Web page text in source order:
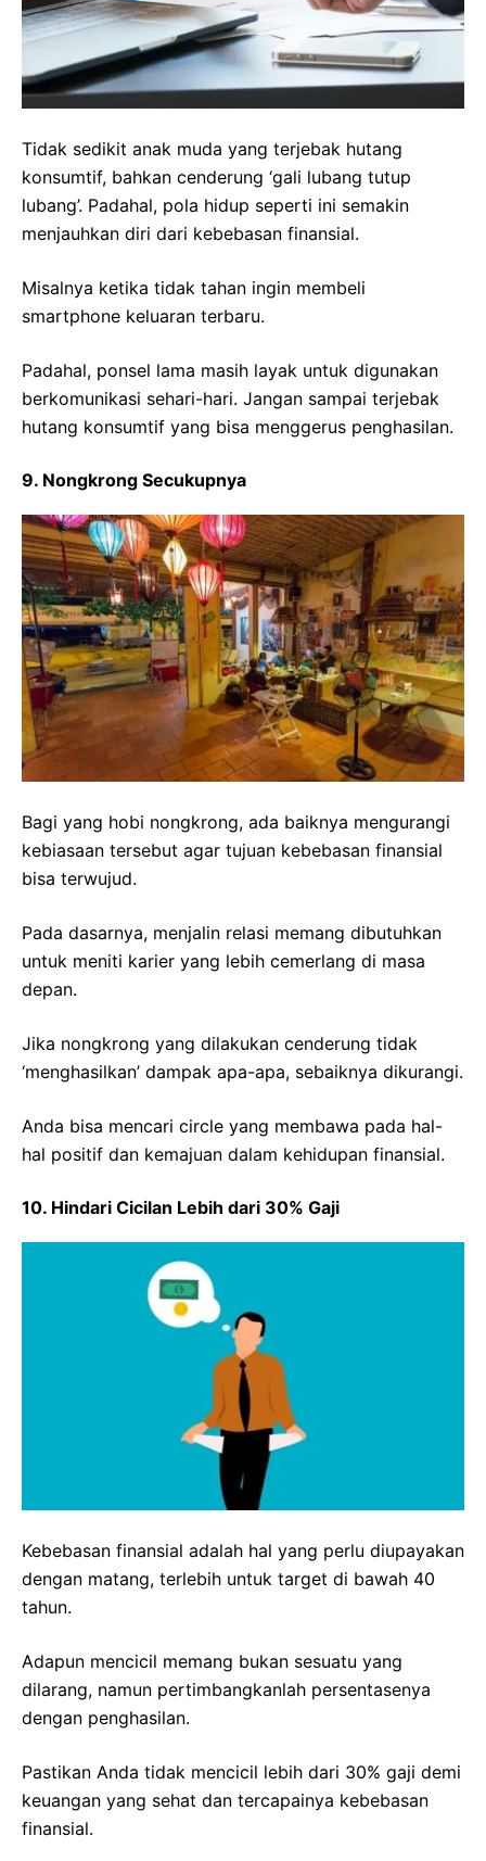
Tidak sedikit anak muda yang terjebak hutang
konsumtif, bahkan cenderung ‘gali lubang tutup
lubang’. Padahal, pola hidup seperti ini semakin
menjauhkan diri dari kebebasan finansial.
Misalnya ketika tidak tahan ingin membeli
smartphone keluaran terbaru.
Padahal, ponsel lama masih layak untuk digunakan
berkomunikasi sehari-hari. Jangan sampai terjebak
hutang konsumtif yang bisa menggerus penghasilan.
9. Nongkrong Secukupnya
Bagi yang hobi nongkrong, ada baiknya mengurangi
kebiasaan tersebut agar tujuan kebebasan finansial
bisa terwujud.
Pada dasarnya, menjalin relasi memang dibutuhkan
untuk meniti karier yang lebih cemerlang di masa
depan.
Jika nongkrong yang dilakukan cenderung tidak
‘menghasilkan’ dampak apa-apa, sebaiknya dikurangi.
Anda bisa mencari circle yang membawa pada hal-
hal positif dan kemajuan dalam kehidupan finansial.
10. Hindari Cicilan Lebih dari 30% Gaji
Kebebasan finansial adalah hal yang perlu diupayakan
dengan matang, terlebih untuk target di bawah 40
tahun.
Adapun mencicil memang bukan sesuatu yang
dilarang, namun pertimbangkanlah persentasenya
dengan penghasilan.
Pastikan Anda tidak mencicil lebih dari 30% gaji demi
keuangan yang sehat dan tercapainya kebebasan
finansial.